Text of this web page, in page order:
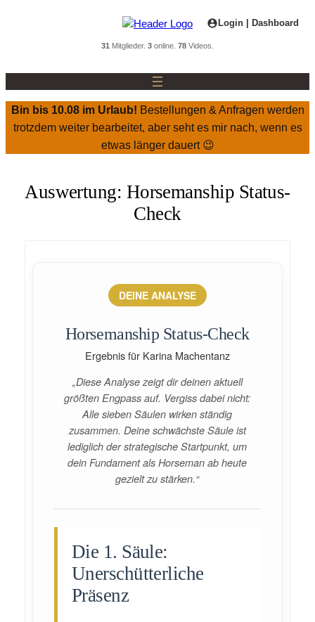
Login | Dashboard
31 Mitglieder. 3 online. 78 Videos.
Bin bis 10.08 im Urlaub! Bestellungen & Anfragen werden
trotzdem weiter bearbeitet, aber seht es mir nach, wenn es
etwas länger dauert 😉
Auswertung: Horsemanship Status-
Check
DEINE ANALYSE
Horsemanship Status-Check
Ergebnis für Karina Machentanz
„Diese Analyse zeigt dir deinen aktuell
größten Engpass auf. Vergiss dabei nicht:
Alle sieben Säulen wirken ständig
zusammen. Deine schwächste Säule ist
lediglich der strategische Startpunkt, um
dein Fundament als Horseman ab heute
gezielt zu stärken.“
Die 1. Säule:
Unerschütterliche
Präsenz